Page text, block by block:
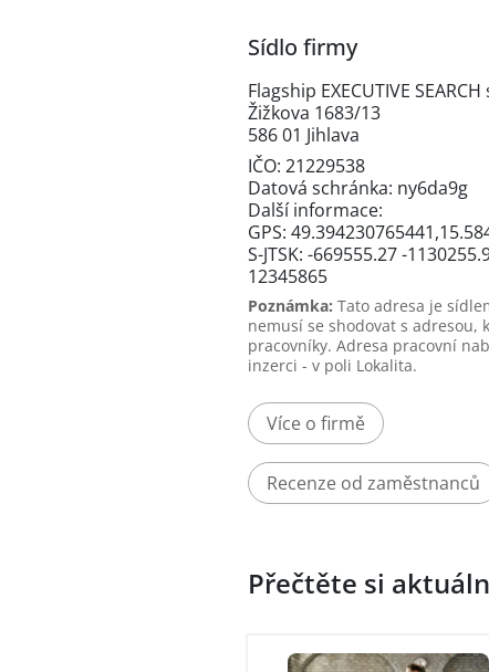
Sídlo firmy
Flagship EXECUTIVE SEARCH
Žižkova 1683/13
586 01 Jihlava
IČO: 21229538
Datová schránka: ny6da9g
Další informace:
GPS:
S-JTSK: -669555.27 -
12345865
Poznámka: Tato adresa je
nemusí se shodovat s adresou,
pracovníky. Adresa pracovní
inzerci - v poli Lokalita.
Více o firmě
Recenze od zaměstnanců
Přečtěte si